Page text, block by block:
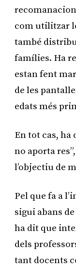
com utilitzar
també
famílies. Ha
estan fent
de les
edats més
En tot cas,
no aporta
l’objectiu de
Pel que fa a
sigui abans
ha dit que
dels
tant docents